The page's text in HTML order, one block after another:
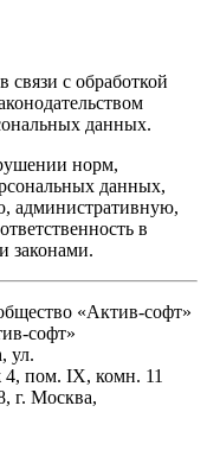
с обработкой
данных.
норм,
данных,
административную,
в
законами.
«Актив-софт»
софт»
ул.
пом. IX, комн. 11
г. Москва,